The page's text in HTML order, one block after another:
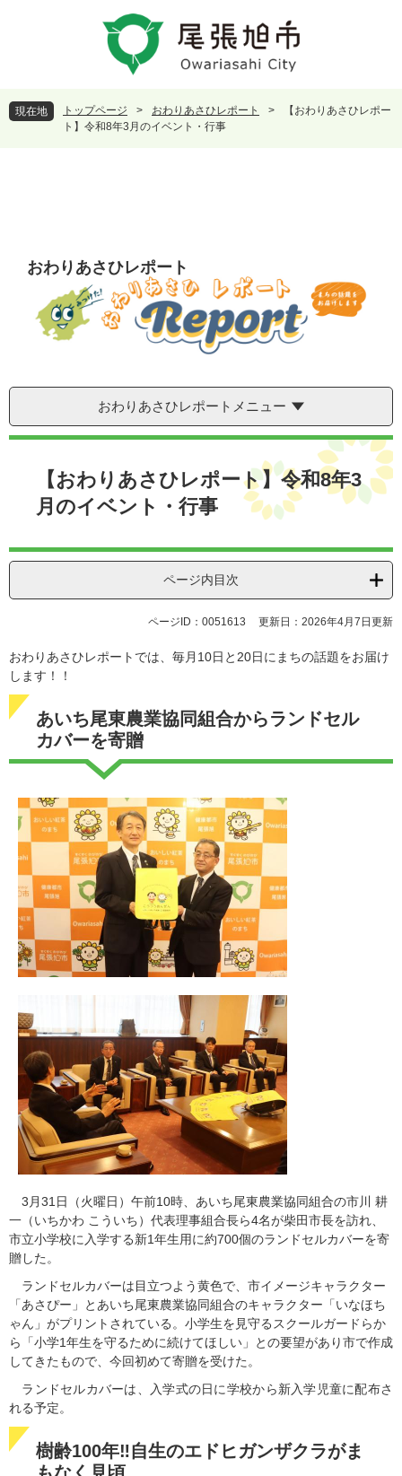
頭
で
飛
ば
現在地 トップページ > おわりあさひレポート >
【おわりあさひレポー
ト】令和8年3月のイベント・行事
おわりあさひレポート
おわりあさひレポートメニュー
本
【おわりあさひレポート】令和8年3
月のイベント・行事
ページ内目次
ページID：0051613 更新日：2026年4月7日更新
​おわりあさひレポートでは、毎月10日と20日にまちの話題をお届け
します！！
あいち尾東農業協同組合からランドセル
カバーを寄贈
3月31日（火曜日）午前10時、あいち尾東農業協同組合の市川 耕
一（いちかわ こういち）代表理事組合長ら4名が柴田市長を訪れ、
市立小学校に入学する新1年生用に約700個のランドセルカバーを寄
贈した。
ランドセルカバーは目立つよう黄色で、市イメージキャラクター
「あさぴー」とあいち尾東農業協同組合のキャラクター「いなほち
ゃん」がプリントされている。小学生を見守るスクールガードらか
ら「小学1年生を守るために続けてほしい」との要望があり市で作成
してきたもので、今回初めて寄贈を受けた。
ランドセルカバーは、入学式の日に学校から新入学児童に配布さ
れる予定。
樹齢100年‼自生のエドヒガンザクラがま